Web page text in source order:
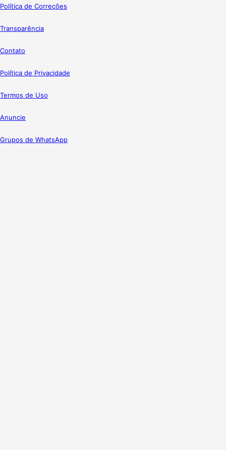
Política de Correções
Transparência
Contato
Política de Privacidade
Termos de Uso
Anuncie
Grupos de WhatsApp